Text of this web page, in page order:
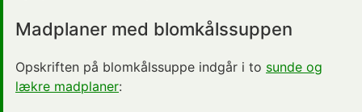
Madplaner med blomkålssuppen
Opskriften på blomkålssuppe indgår i to sunde og
lækre madplaner: